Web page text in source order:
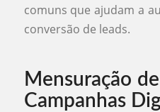
comuns que ajudam a
conversão de leads.
Mensuração
Campanhas